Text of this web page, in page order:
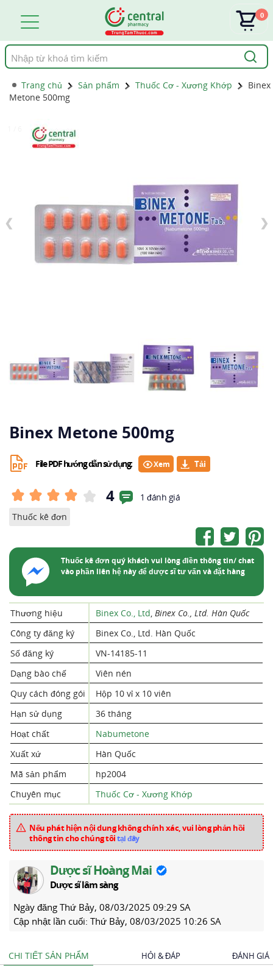
Tìm
kiếm
0
Trang chủ Sản phẩm Thuốc Cơ - Xương Khớp
Binex
Metone 500mg
❮ ❯
Binex Metone 500mg
File PDF hướng dẫn sử dụng: Xem
4
1 đánh giá
Thuốc kê đơn
Thuốc kê đơn quý khách vui lòng điền thông tin/ chat
vào phần liên hệ này để dược sĩ tư vấn và đặt hàng
Thương hiệu Binex Co., Ltd, Binex Co., Ltd. Hàn Quốc
Công ty đăng ký
Binex Co., Ltd. Hàn Quốc
Số đăng ký
VN-14185-11
Dạng bào chế
Viên nén
Quy cách đóng gói
Hộp 10 vỉ x 10 viên
Hạn sử dụng
36 tháng
Hoạt chất
Nabumetone
Xuất xứ
Hàn Quốc
Mã sản phẩm
hp2004
Chuyên mục
Thuốc Cơ - Xương Khớp
Nếu phát hiện nội dung không chính xác, vui lòng phản hồi
thông tin cho chúng tôitại đây
Dược sĩ Hoàng Mai
Dược sĩ lâm sàng
Ngày đăng Thứ Bảy, 08/03/2025 09:29 SA
Cập nhật lần cuối: Thứ Bảy, 08/03/2025 10:26 SA
CHI TIẾT SẢN PHẨM HỎI & ĐÁP ĐÁNH GIÁ